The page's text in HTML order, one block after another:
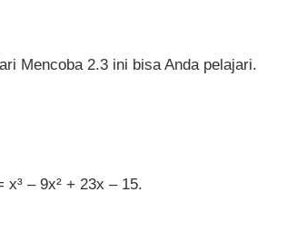
Mencoba 2.3 ini bisa Anda pelajari.
– 9x² + 23x – 15.